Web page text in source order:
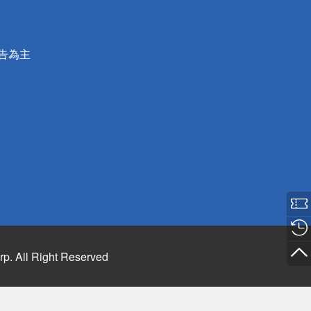
為主
All Right Reserved